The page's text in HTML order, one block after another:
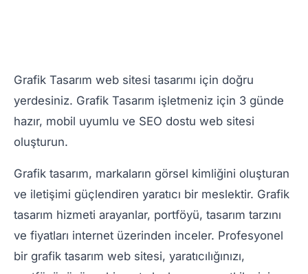
Grafik Tasarım web sitesi tasarımı için doğru
yerdesiniz. Grafik Tasarım işletmeniz için 3 günde
hazır, mobil uyumlu ve SEO dostu web sitesi
oluşturun.
Grafik tasarım, markaların görsel kimliğini oluşturan
ve iletişimi güçlendiren yaratıcı bir meslektir. Grafik
tasarım hizmeti arayanlar, portföyü, tasarım tarzını
ve fiyatları internet üzerinden inceler. Profesyonel
bir grafik tasarım web sitesi, yaratıcılığınızı,